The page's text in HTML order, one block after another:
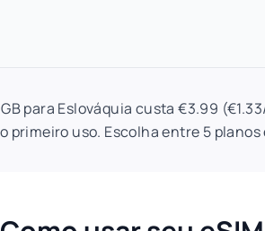
para Eslováquia custa €3.99
primeiro uso. Escolha entre 5 planos